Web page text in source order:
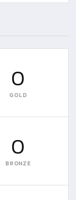
0
GOLD
0
BRONZE